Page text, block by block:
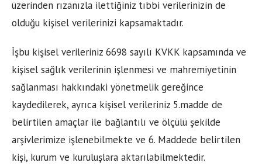
üzerinden rızanızla ilettiğiniz tıbbi verilerinizin de
olduğu kişisel verilerinizi kapsamaktadır.
İşbu kişisel verileriniz 6698 sayılı KVKK kapsamında ve
kişisel sağlık verilerinin işlenmesi ve mahremiyetinin
sağlanması hakkındaki yönetmelik gereğince
kaydedilerek, ayrıca kişisel verileriniz 5.madde de
belirtilen amaçlar ile bağlantılı ve ölçülü şekilde
arşivlerimize işlenebilmekte ve 6. Maddede belirtilen
kişi, kurum ve kuruluşlara aktarılabilmektedir.